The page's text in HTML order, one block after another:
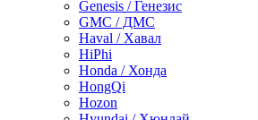
Genesis / Генезис
GMC / ДМС
Haval / Хавал
HiPhi
Honda / Хонда
HongQi
Hozon